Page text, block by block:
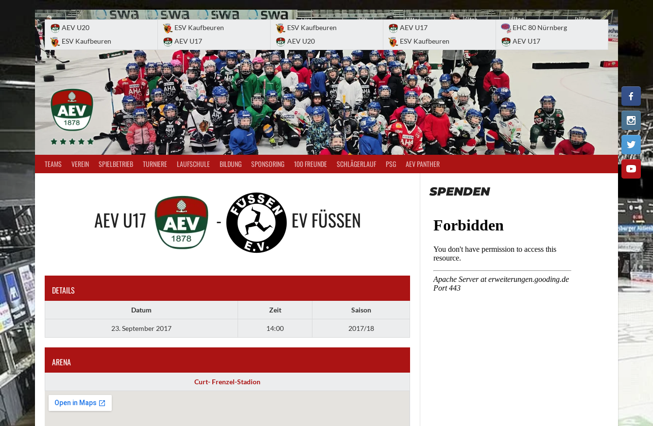
AEV U20
ESV Kaufbeuren
ESV Kaufbeuren
AEV U17
ESV Kaufbeuren
AEV U20
AEV U17
ESV Kaufbeuren
EHC 80 Nürnberg
AEV U17
TEAMS VEREIN SPIELBETRIEB TURNIERE LAUFSCHULE BILDUNG SPONSORING 100 FREUNDE SCHLÄGERLAUF PSG AEV PANTHER
AEV U17 - EV FÜSSEN
DETAILS
Datum Zeit Saison
23. September 2017 14:00 2017/18
ARENA
Curt- Frenzel-Stadion
SPENDEN